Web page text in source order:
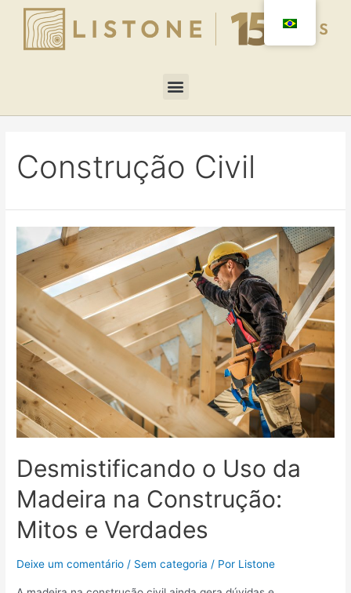
Construção Civil
Desmistificando o Uso da
Madeira na Construção:
Mitos e Verdades
Deixe um comentário / Sem categoria / Por Listone